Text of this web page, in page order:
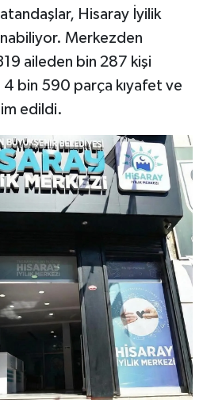
Hisaray İyilik
Merkezden
aileden bin 287 kişi
4 bin 590 parça kıyafet ve
edildi.